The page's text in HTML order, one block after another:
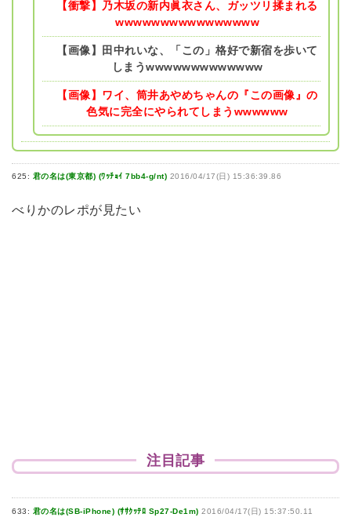
【衝撃】乃木坂の新内眞衣さん、ガッツリ揉まれる
wwwwwwwwwwwwwwww
【画像】田中れいな、「この」格好で新宿を歩いて
しまうwwwwwwwwwwwww
【画像】ワイ、筒井あやめちゃんの『この画像』の
色気に完全にやられてしまうwwwwww
625: 君の名は(東京都) (ﾜｯﾁｮｲ 7bb4-g/nt) 2016/04/17(日) 15:36:39.86
べりかのレポが見たい
注目記事
633: 君の名は(SB-iPhone) (ｻｻｸｯﾃﾛ Sp27-De1m) 2016/04/17(日) 15:37:50.11